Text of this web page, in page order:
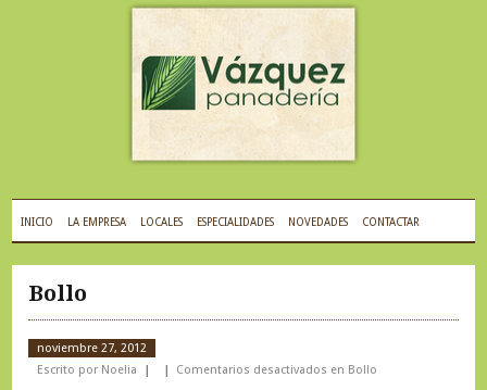
INICIO LA EMPRESA LOCALES ESPECIALIDADES NOVEDADES CONTACTAR
Bollo
noviembre 27, 2012
Escrito por Noelia
Comentarios desactivados en Bollo